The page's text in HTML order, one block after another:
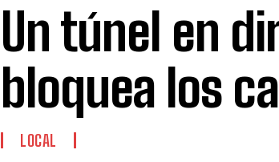
Un túnel en
bloquea los
LOCAL